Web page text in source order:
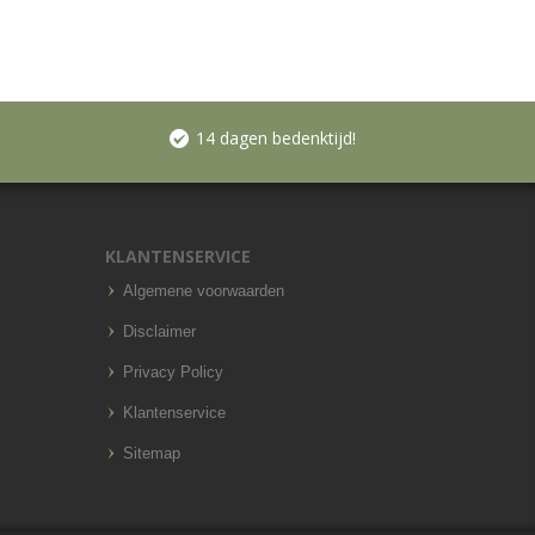
14 dagen bedenktijd!
KLANTENSERVICE
Algemene voorwaarden
Disclaimer
Privacy Policy
Klantenservice
Sitemap